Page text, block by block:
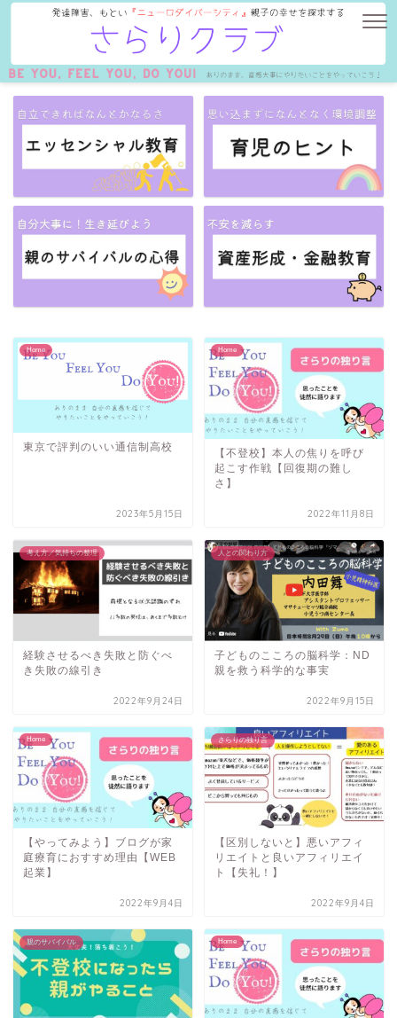
Home
東京で評判のいい通信制高校
2023年5月15日
Home
【不登校】本人の焦りを呼び
起こす作戦【回復期の難し
さ】
2022年11月8日
考え方／気持ちの整理
経験させるべき失敗と防ぐべ
き失敗の線引き
2022年9月24日
人との関わり方
子どものこころの脳科学：ND
親を救う科学的な事実
2022年9月15日
Home
【やってみよう】ブログが家
庭療育におすすめ理由【WEB
起業】
2022年9月4日
さらりの独り言
【区別しないと】悪いアフィ
リエイトと良いアフィリエイ
ト【失礼！】
2022年9月4日
親のサバイバル Home